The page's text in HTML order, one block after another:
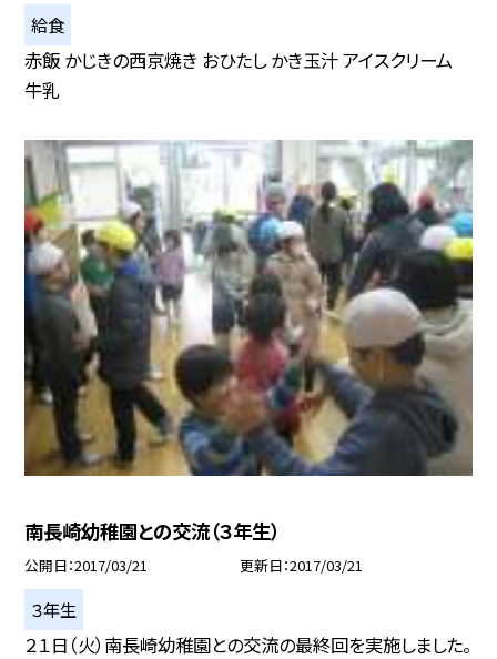
給食
赤飯 かじきの西京焼き おひたし かき玉汁 アイスクリーム
牛乳
南長崎幼稚園との交流（３年生）
公開日 2017/03/21 更新日 2017/03/21
３年生
２１日（火）南長崎幼稚園との交流の最終回を実施しました。